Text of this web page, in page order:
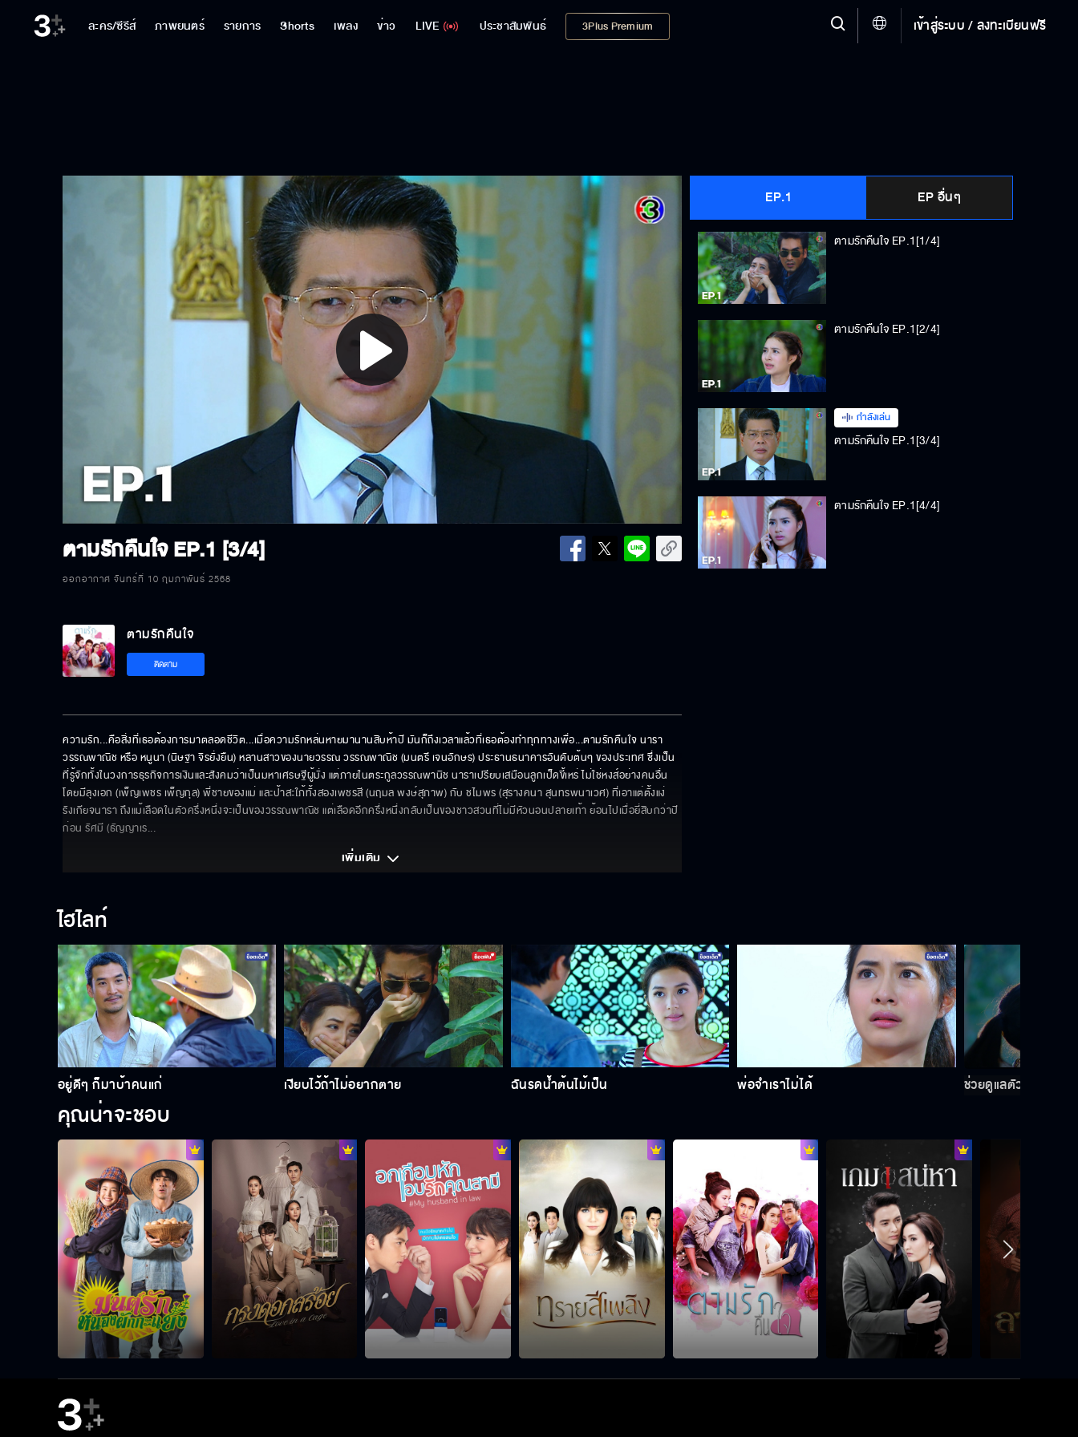
ละคร/ซีรีส์ ภาพยนตร์ รายการ Shorts เพลง ข่าว LIVE ประชาสัมพันธ์ 3Plus Premium เข้าสู่ระบบ / ลงทะเบียนฟรี
Play
Video
ตามรักคืนใจEP.1 [3/4]
ออกอากาศ จันทร์ที่ 10 กุมภาพันธ์ 2568
EP.1 EP อื่นๆ
ตามรักคืนใจ EP.1[1/4]
ตามรักคืนใจ EP.1[2/4]
กำลังเล่น
ตามรักคืนใจ EP.1[3/4]
ตามรักคืนใจ EP.1[4/4]
ตามรักคืนใจ
ติดตาม
ความรัก...คือสิ่งที่เธอต้องการมาตลอดชีวิต...เมื่อความรักหล่นหายมานานสิบห้าปี มันก็ถึงเวลาแล้วที่เธอต้องทำทุกทางเพื่อ...ตามรักคืนใจ นารา
วรรณพาณิช หรือ หนูนา (นิษฐา จิรยั่งยืน) หลานสาวของนายวรรณ วรรณพาณิช (มนตรี เจนอักษร) ประธานธนาคารอันดับต้นๆ ของประเทศ ซึ่งเป็น
ที่รู้จักทั้งในวงการธุรกิจการเงินและสังคมว่าเป็นมหาเศรษฐีผู้มั่ง แต่ภายในตระกูลวรรณพานิช นาราเปรียบเสมือนลูกเป็ดขี้เหร่ ไม่ใช่หงส์อย่างคนอื่น
โดยมีลุงเอก (เพ็ญเพชร เพ็ญกุล) พี่ชายของแม่ และป้าสะใภ้ทั้งสองเพชรสี (นฤมล พงษ์สุภาพ) กับ ชไมพร (สุรางคนา สุนทรพนาเวศ) ที่เอาแต่ตั้งแง่
รังเกียจนารา ถึงแม้เลือดในตัวครึ่งหนึ่งจะเป็นของวรรณพาณิช แต่เลือดอีกครึ่งหนึ่งกลับเป็นของชาวสวนที่ไม่มีหัวนอนปลายเท้า ย้อนไปเมื่อยี่สิบกว่าปี
ก่อน รัศมี (ธัญญาเร...
เพิ่มเติม
ไฮไลท์
อยู่ดีๆ ก็มาบ้าคนแก่ เงียบไว้ถ้าไม่อยากตาย ฉันรดน้ำต้นไม้เป็น พ่อจำเราไม่ได้ ช่วยดูแลตัวเองให้มา
คุณน่าจะชอบ